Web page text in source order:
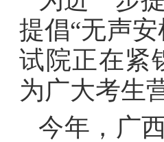
提倡“无声
试院正在紧
为广大考生
今年，广